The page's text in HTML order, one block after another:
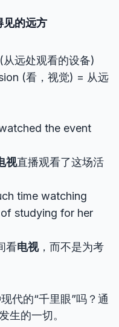
的远方
远处观看的设备)
(看，视觉) = 从远
the event
视直播观看了这场活
time watching
studying for her
看电视，而不是为考
代的“千里眼”吗？通
生的一切。